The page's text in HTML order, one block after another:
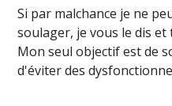
Si par malchance je ne
soulager, je vous le dis
Mon seul objectif est de
d'éviter des